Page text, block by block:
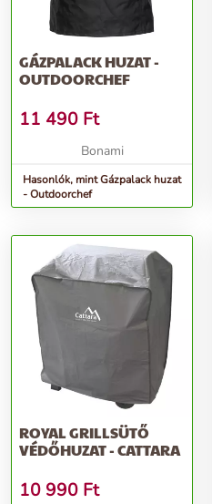
GÁZPALACK HUZAT -
OUTDOORCHEF
11 490 Ft
Bonami
Hasonlók, mint Gázpalack huzat
- Outdoorchef
ROYAL GRILLSÜTŐ
VÉDŐHUZAT - CATTARA
10 990 Ft